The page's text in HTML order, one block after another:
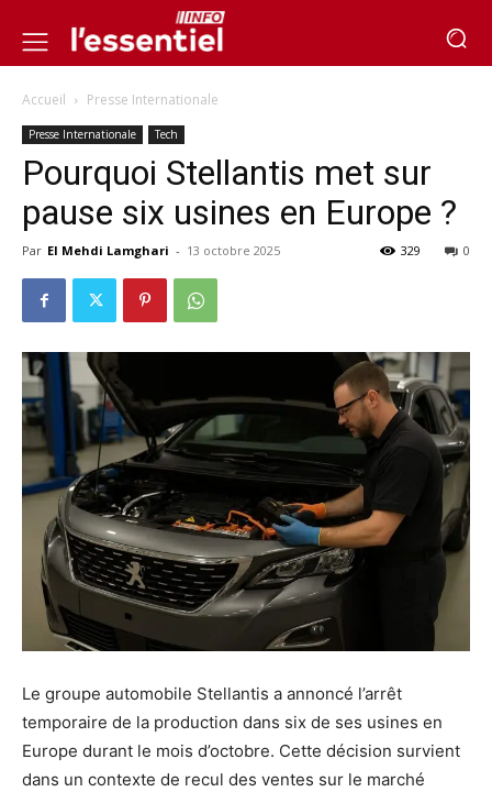
Accueil Presse Internationale
Presse Internationale Tech
Pourquoi Stellantis met sur
pause six usines en Europe ?
Par El Mehdi Lamghari - 13 octobre 2025 0
329
Le groupe automobile Stellantis a annoncé l’arrêt
temporaire de la production dans six de ses usines en
Europe durant le mois d’octobre. Cette décision survient
dans un contexte de recul des ventes sur le marché